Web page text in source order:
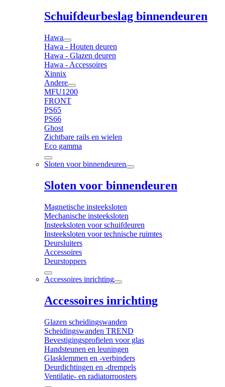
Schuifdeurbeslag binnendeuren
Hawa
Hawa - Houten deuren
Hawa - Glazen deuren
Hawa - Accessoires
Xinnix
Andere
MFU1200
FRONT
PS65
PS66
Ghost
Zichtbare rails en wielen
Eco gamma
Sloten voor binnendeuren
Sloten voor binnendeuren
Magnetische insteeksloten
Mechanische insteeksloten
Insteeksloten voor schuifdeuren
Insteeksloten voor technische ruimtes
Deursluiters
Accessoires
Deurstoppers
Accessoires inrichting
Accessoires inrichting
Glazen scheidingswanden
Scheidingswanden TREND
Bevestigingsprofielen voor glas
Handsteunen en leuningen
Glasklemmen en -verbinders
Deurdichtingen en -drempels
Ventilatie- en radiatorroosters